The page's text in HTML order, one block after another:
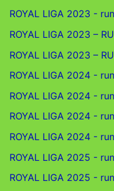
ROYAL LIGA 2023 -
ROYAL LIGA 2023 –
ROYAL LIGA 2023 –
ROYAL LIGA 2024 -
ROYAL LIGA 2024 -
ROYAL LIGA 2024 -
ROYAL LIGA 2024 -
ROYAL LIGA 2025 -
ROYAL LIGA 2025 -